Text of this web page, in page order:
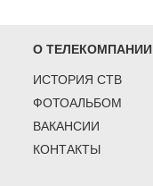
О ТЕЛЕКОМПАНИИ
ИСТОРИЯ СТВ
ФОТОАЛЬБОМ
ВАКАНСИИ
КОНТАКТЫ